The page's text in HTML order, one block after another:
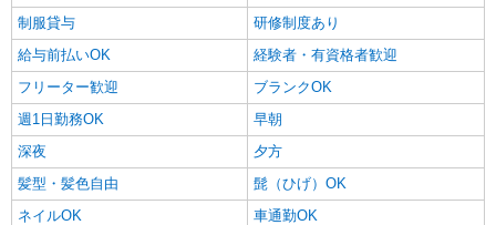
制服貸与
研修制度あり
給与前払いOK
経験者・有資格者歓迎
フリーター歓迎
ブランクOK
週1日勤務OK
早朝
深夜
夕方
髪型・髪色自由
髭（ひげ）OK
ネイルOK
車通勤OK